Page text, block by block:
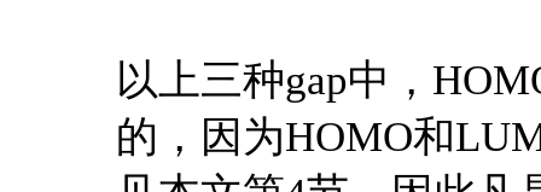
以上三种gap中，
的，因为HOMO和